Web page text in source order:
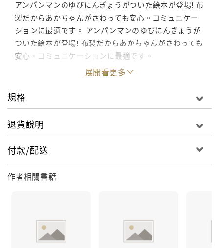
アンパンマンのゆびにんぎょうがついた絵本が登場! 布
製だからあかちゃんがさわっても安心。コミュニケー
ションに最適です。 アンパンマンのゆびにんぎょうが
ついた絵本が登場! 布製だからあかちゃんがさわっても
安心。コミュニケーションに最適です。
展開看更多
規格
退貨說明
付款/配送
作者相關書籍